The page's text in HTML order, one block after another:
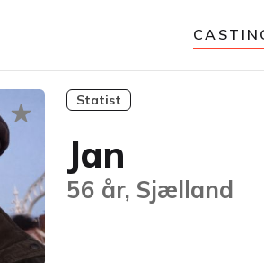
Statist
Jan
56 år, Sjælland